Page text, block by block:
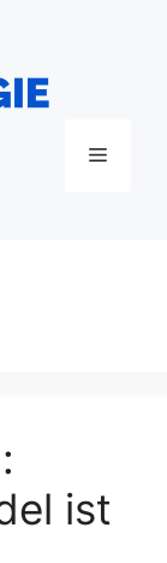
Menü
ist